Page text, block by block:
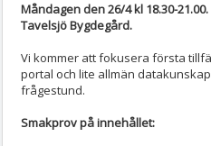
Måndagen den 26/4 kl 18.30-21.00.
Tavelsjö Bygdegård.
Vi kommer att fokusera första
portal och lite allmän
frågestund.
Smakprov på innehållet: